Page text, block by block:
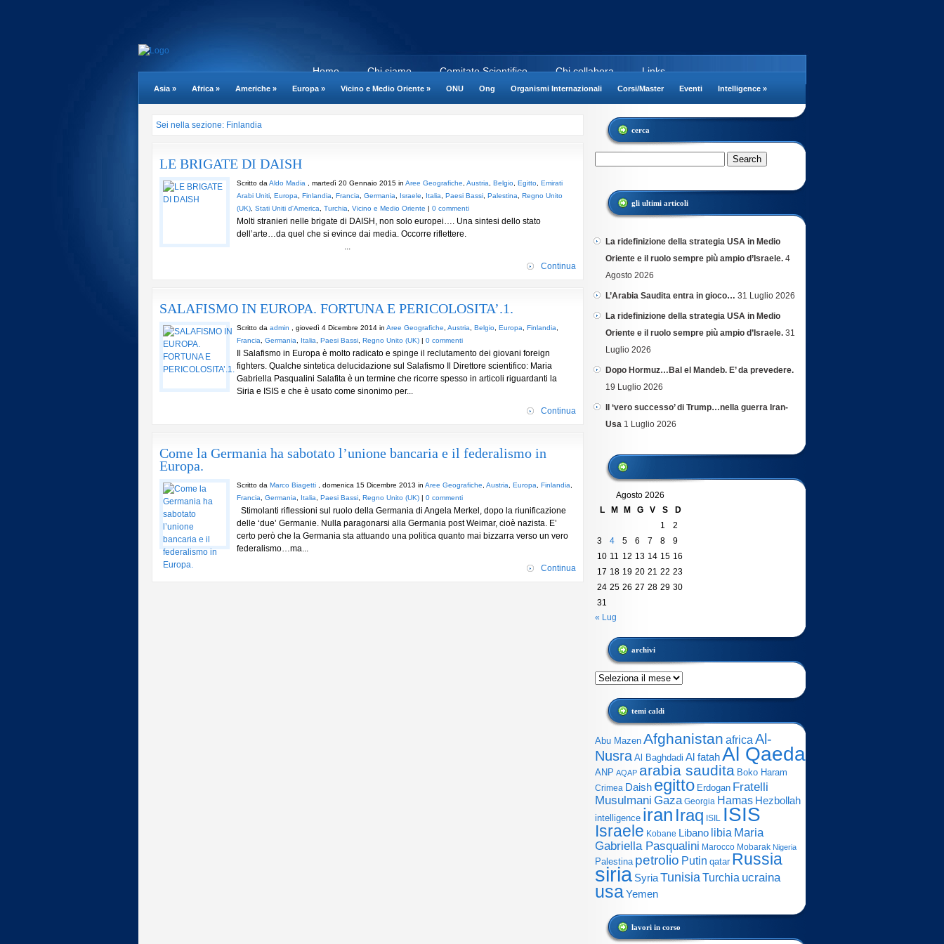
Links
Chi collabora
Comitato Scientifico
Chi siamo
Home
Asia » Africa » Americhe » Europa » Vicino e Medio Oriente » ONU Ong Organismi Internazionali Corsi/Master Eventi Intelligence »
Sei nella sezione: Finlandia
LE BRIGATE DI DAISH
Scritto da Aldo Madia , martedì 20 Gennaio 2015 in Aree Geografiche Austria Belgio Egitto Emirati
Arabi Uniti Europa Finlandia Francia Germania Israele Italia Paesi Bassi Palestina
Regno Unito
(UK) Stati Uniti d'America Turchia Vicino e Medio Oriente | 0 commenti
Molti stranieri nelle brigate di DAISH, non solo europei…. Una sintesi dello stato
dell’arte…da quel che si evince dai media. Occorre riflettere.
...
Continua
SALAFISMO IN EUROPA. FORTUNA E PERICOLOSITA’.1.
Scritto da admin , giovedì 4 Dicembre 2014 in Aree Geografiche Austria Belgio Europa Finlandia
Francia
Germania Italia Paesi Bassi Regno Unito (UK) | 0 commenti
Il Salafismo in Europa è molto radicato e spinge il reclutamento dei giovani foreign
fighters. Qualche sintetica delucidazione sul Salafismo Il Direttore scientifico: Maria
Gabriella Pasqualini Salafita è un termine che ricorre spesso in articoli riguardanti la
Siria e ISIS e che è usato come sinonimo per...
Continua
Come la Germania ha sabotato l’unione bancaria e il federalismo in
Europa.
Scritto da Marco Biagetti , domenica 15 Dicembre 2013 in Aree Geografiche Austria Europa Finlandia
Francia
Germania Italia Paesi Bassi Regno Unito (UK) | 0 commenti
Stimolanti riflessioni sul ruolo della Germania di Angela Merkel, dopo la riunificazione
delle ‘due’ Germanie. Nulla paragonarsi alla Germania post Weimar, cioè nazista. E’
certo però che la Germania sta attuando una politica quanto mai bizzarra verso un vero
federalismo…ma...
Continua
cerca
gli ultimi articoli
La ridefinizione della strategia USA in Medio
Oriente e il ruolo sempre più ampio d’Israele. 4
Agosto 2026
L’Arabia Saudita entra in gioco… 31 Luglio 2026
La ridefinizione della strategia USA in Medio
Oriente e il ruolo sempre più ampio d’Israele. 31
Luglio 2026
Dopo Hormuz…Bal el Mandeb. E’ da prevedere.
19 Luglio 2026
Il ‘vero successo’ di Trump…nella guerra Iran-
Usa 1 Luglio 2026
Agosto 2026
L
M M G V S
D
1
2
3
4 5 6 7 8
9
10 11 12 13 14 15 16
17 18 19 20 21 22 23
24 25 26 27 28 29 30
31
« Lug
archivi
Archivi
temi caldi
Abu Mazen Afghanistan africa Al-
Nusra Al Baghdadi Al fatahAl Qaeda
ANP AQAP arabia saudita Boko Haram
Crimea Daish egitto Erdogan Fratelli
Musulmani Gaza Georgia Hamas Hezbollah
intelligence iran Iraq ISIL ISIS
Israele Kobane Libano libia Maria
Gabriella Pasqualini Marocco Mobarak Nigeria
Palestina petrolio Putin qatar Russia
siria SyriaTunisiaTurchia ucraina
usaYemen
lavori in corso